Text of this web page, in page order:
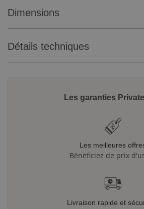
Dimensions
Détails techniques
Les garanties
Les meilleures
Bénéficiez de prix
Livraison rapide et